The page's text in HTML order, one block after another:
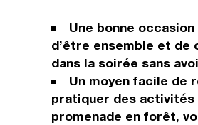
Une bonne
d’être ensemble et de
dans la soirée sans
Un moyen facile de
pratiquer des activités
promenade en forêt,